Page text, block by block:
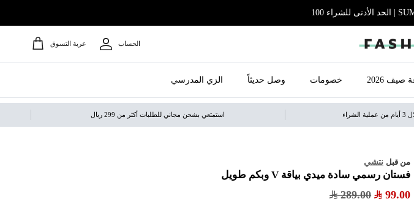
الحساب عربة التسوق
صيف 2026 خصومات وصل حديثاً الزي المدرسي
استمتعي بشحن مجاني للطلبات أكثر من 299 ريال
من قبل نتشي
فستان رسمي سادة ميدي بياقة V وبكم طويل
99.00
289.00